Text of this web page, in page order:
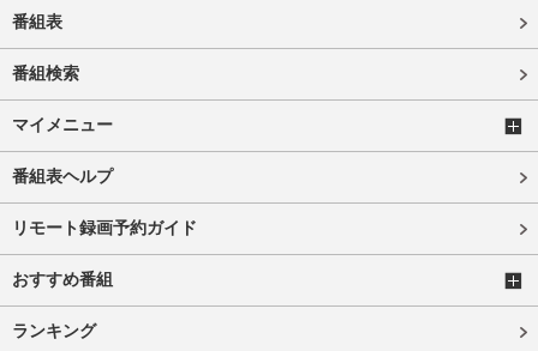
番組表
番組検索
マイメニュー
番組表ヘルプ
リモート録画予約ガイド
おすすめ番組
ランキング